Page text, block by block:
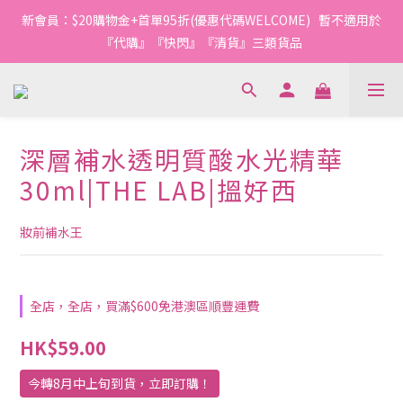
新會員：$20購物金+首單95折(優惠代碼WELCOME)   暫不適用於
『代購』『快閃』『清貨』三類貨品
深層補水透明質酸水光精華
30ml|THE LAB|搵好西
妝前補水王
全店，全店，買滿$600免港澳區順豐運費
HK$59.00
今轉8月中上旬到貨，立即訂購！